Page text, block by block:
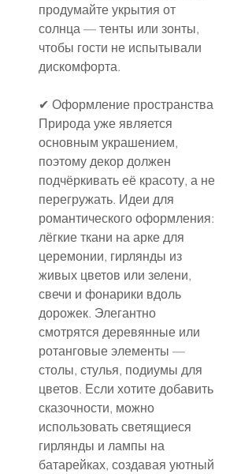
продумайте укрытия от
солнца — тенты или зонты,
чтобы гости не испытывали
дискомфорта.
✔ Оформление пространства
Природа уже является
основным украшением,
поэтому декор должен
подчёркивать её красоту, а не
перегружать. Идеи для
романтического оформления:
лёгкие ткани на арке для
церемонии, гирлянды из
живых цветов или зелени,
свечи и фонарики вдоль
дорожек. Элегантно
смотрятся деревянные или
ротанговые элементы —
столы, стулья, подиумы для
цветов. Если хотите добавить
сказочности, можно
использовать светящиеся
гирлянды и лампы на
батарейках, создавая уютный